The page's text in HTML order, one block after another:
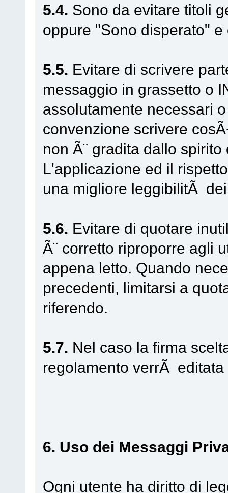
5.4. Sono da evitare titoli
oppure "Sono disperato" e
5.5. Evitare di scrivere
messaggio in grassetto o
assolutamente necessari
convenzione scrivere
non Ã¨ gradita dallo
L'applicazione ed il
una migliore leggibilitÃ
5.6. Evitare di quotare
Ã¨ corretto riproporre agli
appena letto. Quando
precedenti, limitarsi a
riferendo.
5.7. Nel caso la firma
regolamento verrÃ
6. Uso dei Messaggi
Ogni utente ha diritto di